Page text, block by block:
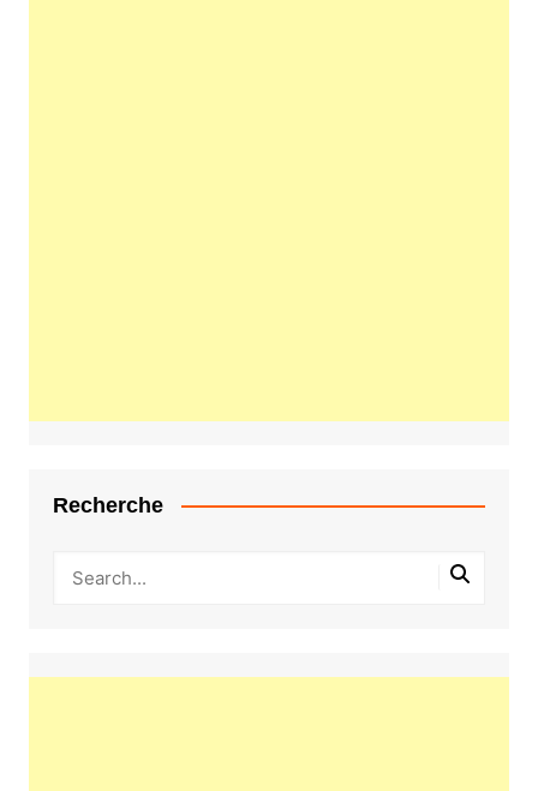
Recherche